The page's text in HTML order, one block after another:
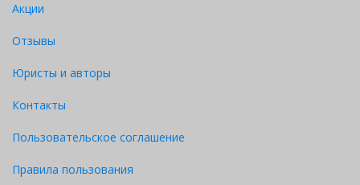
Акции
Отзывы
Юристы и авторы
Контакты
Пользовательское соглашение
Правила пользования